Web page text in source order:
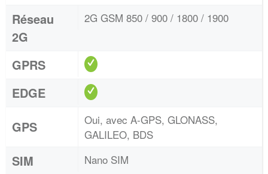
Réseau
2G
2G GSM 850 / 900 / 1800 / 1900
GPRS
EDGE
GPS
Oui, avec A-GPS, GLONASS,
GALILEO, BDS
SIM Nano SIM